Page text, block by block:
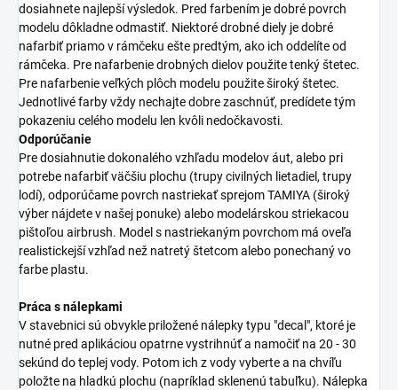
dosiahnete najlepší výsledok. Pred farbením je dobré povrch
modelu dôkladne odmastiť. Niektoré drobné diely je dobré
nafarbiť priamo v rámčeku ešte predtým, ako ich oddelíte od
rámčeka. Pre nafarbenie drobných dielov použite tenký štetec.
Pre nafarbenie veľkých plôch modelu použite široký štetec.
Jednotlivé farby vždy nechajte dobre zaschnúť, predídete tým
pokazeniu celého modelu len kvôli nedočkavosti.
Odporúčanie
Pre dosiahnutie dokonalého vzhľadu modelov áut, alebo pri
potrebe nafarbiť väčšiu plochu (trupy civilných lietadiel, trupy
lodí), odporúčame povrch nastriekať sprejom TAMIYA (široký
výber nájdete v našej ponuke) alebo modelárskou striekacou
pištoľou airbrush. Model s nastriekaným povrchom má oveľa
realistickejší vzhľad než natretý štetcom alebo ponechaný vo
farbe plastu.
Práca s nálepkami
V stavebnici sú obvykle priložené nálepky typu "decal", ktoré je
nutné pred aplikáciou opatrne vystrihnúť a namočiť na 20 - 30
sekúnd do teplej vody. Potom ich z vody vyberte a na chvíľu
položte na hladkú plochu (napríklad sklenenú tabuľku). Nálepka